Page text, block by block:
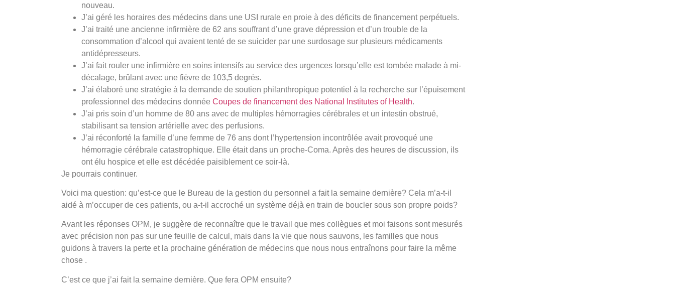
nouveau.
J’ai géré les horaires des médecins dans une USI rurale en proie à des déficits de financement perpétuels.
J’ai traité une ancienne infirmière de 62 ans souffrant d’une grave dépression et d’un trouble de la
consommation d’alcool qui avaient tenté de se suicider par une surdosage sur plusieurs médicaments
antidépresseurs.
J’ai fait rouler une infirmière en soins intensifs au service des urgences lorsqu’elle est tombée malade à mi-
décalage, brûlant avec une fièvre de 103,5 degrés.
J’ai élaboré une stratégie à la demande de soutien philanthropique potentiel à la recherche sur l’épuisement
professionnel des médecins donnée Coupes de financement des National Institutes of Health.
J’ai pris soin d’un homme de 80 ans avec de multiples hémorragies cérébrales et un intestin obstrué,
stabilisant sa tension artérielle avec des perfusions.
J’ai réconforté la famille d’une femme de 76 ans dont l’hypertension incontrôlée avait provoqué une
hémorragie cérébrale catastrophique. Elle était dans un proche-Coma. Après des heures de discussion, ils
ont élu hospice et elle est décédée paisiblement ce soir-là.
Je pourrais continuer.
Voici ma question: qu’est-ce que le Bureau de la gestion du personnel a fait la semaine dernière? Cela m’a-t-il
aidé à m’occuper de ces patients, ou a-t-il accroché un système déjà en train de boucler sous son propre poids?
Avant les réponses OPM, je suggère de reconnaître que le travail que mes collègues et moi faisons sont mesurés
avec précision non pas sur une feuille de calcul, mais dans la vie que nous sauvons, les familles que nous
guidons à travers la perte et la prochaine génération de médecins que nous nous entraînons pour faire la même
chose .
C’est ce que j’ai fait la semaine dernière. Que fera OPM ensuite?